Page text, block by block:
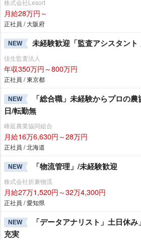
株式会社Lesort
月給28万円～
正社員 / 大阪府
NEW 未経験歓迎「監査アシスタント
佳生監査法人
年収350万円～800万円
正社員 / 東京都
NEW
「総合職」未経験からプロの
日/転勤無
峰延農業協同組合
月給16万6,630円～28万円
正社員 / 北海道
NEW 「物流管理」/未経験歓迎
株式会社折兼物流
月給27万1,520円～32万4,300円
正社員 / 愛知県
NEW
「データアナリスト」土日休
充実